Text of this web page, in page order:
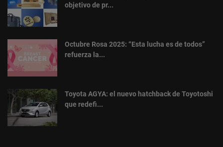
objetivo de pr...
Octubre Rosa 2025: “Esta lucha es de todos”
refuerza la...
Toyota AGYA: el nuevo hatchback de Toyotoshi
que redefi...